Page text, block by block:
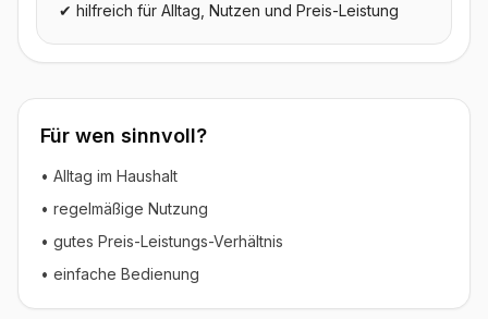
✔ hilfreich für Alltag, Nutzen und Preis-Leistung
Für wen sinnvoll?
• Alltag im Haushalt
• regelmäßige Nutzung
• gutes Preis-Leistungs-Verhältnis
• einfache Bedienung